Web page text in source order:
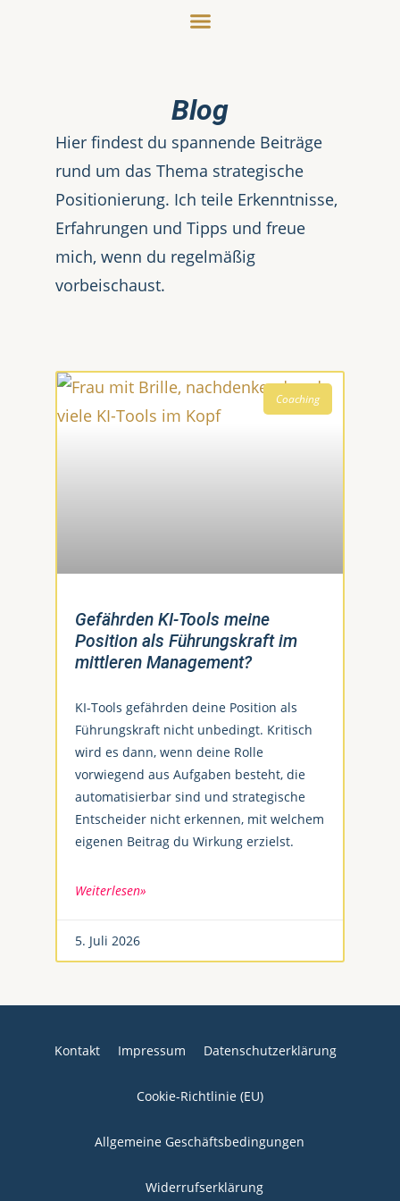
Blog
Hier findest du spannende Beiträge
rund um das Thema strategische
Positionierung. Ich teile Erkenntnisse,
Erfahrungen und Tipps und freue
mich, wenn du regelmäßig
vorbeischaust.
Coaching
Gefährden KI-Tools meine
Position als Führungskraft im
mittleren Management?
KI-Tools gefährden deine Position als
Führungskraft nicht unbedingt. Kritisch
wird es dann, wenn deine Rolle
vorwiegend aus Aufgaben besteht, die
automatisierbar sind und strategische
Entscheider nicht erkennen, mit welchem
eigenen Beitrag du Wirkung erzielst.
Weiterlesen»
5. Juli 2026
Kontakt Impressum Datenschutzerklärung
Cookie-Richtlinie (EU)
Allgemeine Geschäftsbedingungen
Widerrufserklärung